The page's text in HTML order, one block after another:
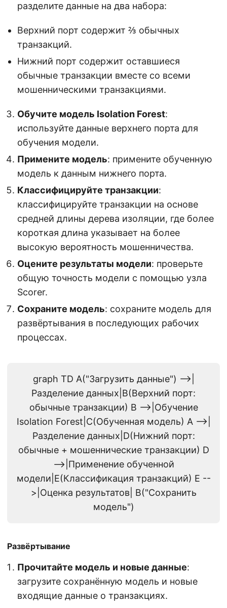
разделите данные на два набора:
Верхний порт содержит ⅔ обычных
транзакций.
Нижний порт содержит оставшиеся
обычные транзакции вместе со всеми
мошенническими транзакциями.
Обучите модель Isolation Forest:
используйте данные верхнего порта для
обучения модели.
Примените модель: примените обученную
модель к данным нижнего порта.
Классифицируйте транзакции:
классифицируйте транзакции на основе
средней длины дерева изоляции, где более
короткая длина указывает на более
высокую вероятность мошенничества.
Оцените результаты модели: проверьте
общую точность модели с помощью узла
Scorer.
Сохраните модель: сохраните модель для
развёртывания в последующих рабочих
процессах.
graph TD A("Загрузить данные") -->|
Разделение данных|B(Верхний порт:
обычные транзакции) B -->|Обучение
Isolation Forest|C(Обученная модель) A -->|
Разделение данных|D(Нижний порт:
обычные + мошеннические транзакции) D
-->|Применение обученной
модели|E(Классификация транзакций) E --
>|Оценка результатов| B("Сохранить
модель")
Развёртывание
Прочитайте модель и новые данные:
загрузите сохранённую модель и новые
входящие данные о транзакциях.